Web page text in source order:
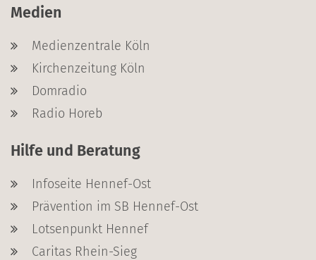
Medien
Medienzentrale Köln
Kirchenzeitung Köln
Domradio
Radio Horeb
Hilfe und Beratung
Infoseite Hennef-Ost
Prävention im SB Hennef-Ost
Lotsenpunkt Hennef
Caritas Rhein-Sieg